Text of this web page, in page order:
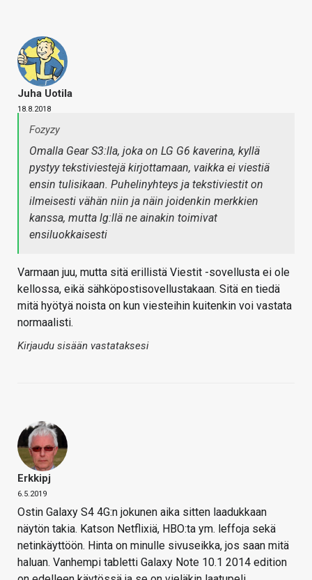
Juha Uotila
18.8.2018
Fozyzy
Omalla Gear S3:lla, joka on LG G6 kaverina, kyllä
pystyy tekstiviestejä kirjottamaan, vaikka ei viestiä
ensin tulisikaan. Puhelinyhteys ja tekstiviestit on
ilmeisesti vähän niin ja näin joidenkin merkkien
kanssa, mutta lg:llä ne ainakin toimivat
ensiluokkaisesti
Varmaan juu, mutta sitä erillistä Viestit -sovellusta ei ole
kellossa, eikä sähköpostisovellustakaan. Sitä en tiedä
mitä hyötyä noista on kun viesteihin kuitenkin voi vastata
normaalisti.
Kirjaudu sisään vastataksesi
Erkkipj
6.5.2019
Ostin Galaxy S4 4G:n jokunen aika sitten laadukkaan
näytön takia. Katson Netflixiä, HBO:ta ym. leffoja sekä
netinkäyttöön. Hinta on minulle sivuseikka, jos saan mitä
haluan. Vanhempi tabletti Galaxy Note 10.1 2014 edition